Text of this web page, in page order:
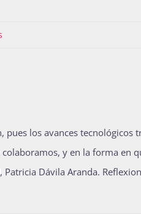
los avances tecnológicos
y en la forma en
Dávila Aranda.